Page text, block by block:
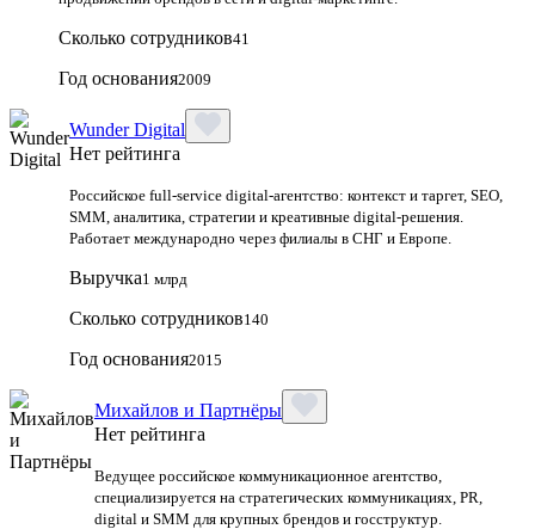
Сколько сотрудников41
Год основания2009
Wunder Digital
Нет рейтинга
Российское full-service digital-агентство: контекст и таргет, SEO,
SMM, аналитика, стратегии и креативные digital-решения.
Работает международно через филиалы в СНГ и Европе.
Выручка1 млрд
Сколько сотрудников140
Год основания2015
Михайлов и Партнёры
Нет рейтинга
Ведущее российское коммуникационное агентство,
специализируется на стратегических коммуникациях, PR,
digital и SMM для крупных брендов и госструктур.